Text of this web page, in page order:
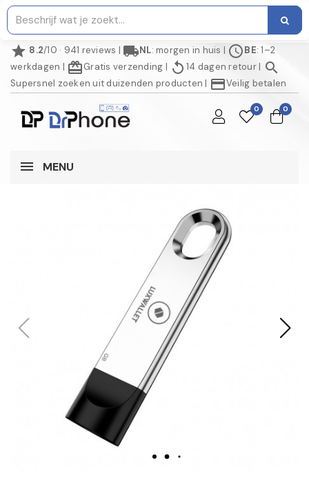
star 8.2/10 · 941 reviews | local_shippingNL: morgen in huis | scheduleBE: 1–2
werkdagen | redeemGratis verzending | replay 14 dagen retour| search
Supersnel zoeken uit duizenden producten | credit_cardVeilig betalen
0 0
MENU